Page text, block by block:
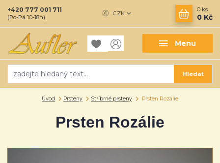
Menu
CZK
Hledat
+420 777 001 711
(Po-Pá 10-18h)
0 ks
0 Kč
Úvod Prsteny Stříbrné prsteny Prsten Rozálie
Prsten Rozálie